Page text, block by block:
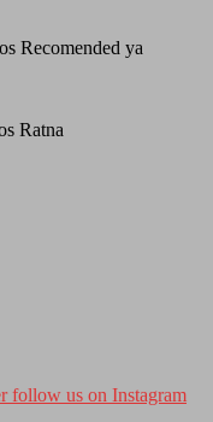
Recomended ya
Ratna
follow us on Instagram